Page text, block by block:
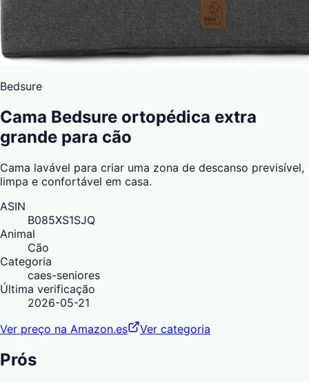
Bedsure
Cama Bedsure ortopédica extra
grande para cão
Cama lavável para criar uma zona de descanso previsível,
limpa e confortável em casa.
ASIN
B085XS1SJQ
Animal
Cão
Categoria
caes-seniores
Última verificação
2026-05-21
Ver preço na Amazon.es
Ver categoria
Prós